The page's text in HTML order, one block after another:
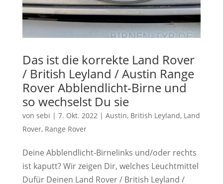
Das ist die korrekte Land Rover
/ British Leyland / Austin Range
Rover Abblendlicht-Birne und
so wechselst Du sie
von sebi | 7. Okt. 2022| Austin, British Leyland, Land
Rover, Range Rover
Deine Abblendlicht-Birnelinks und/oder rechts
ist kaputt? Wir zeigen Dir, welches Leuchtmittel
Dufür Deinen Land Rover / British Leyland /